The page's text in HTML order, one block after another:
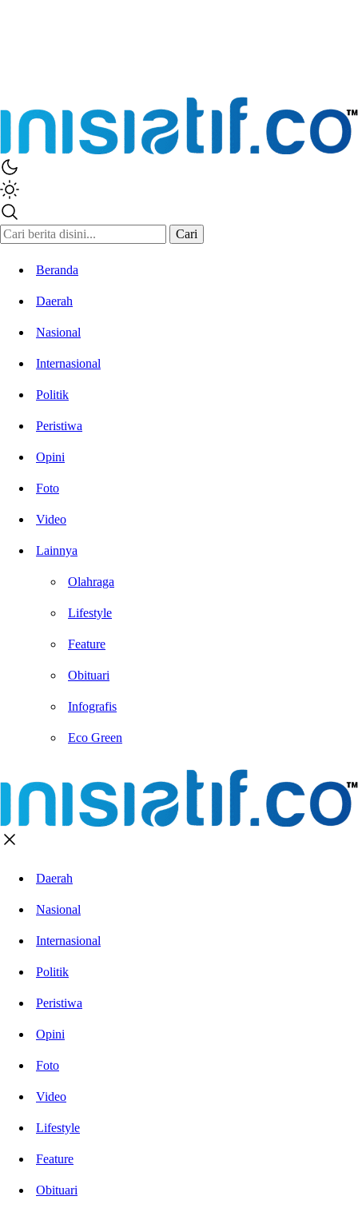
Inisiatif.co
Stay Connected Stay Informed
Cari
Beranda
Daerah
Nasional
Internasional
Politik
Peristiwa
Opini
Foto
Video
Lainnya
Olahraga
Lifestyle
Feature
Obituari
Infografis
Eco Green
Daerah
Nasional
Internasional
Politik
Peristiwa
Opini
Foto
Video
Lifestyle
Feature
Obituari